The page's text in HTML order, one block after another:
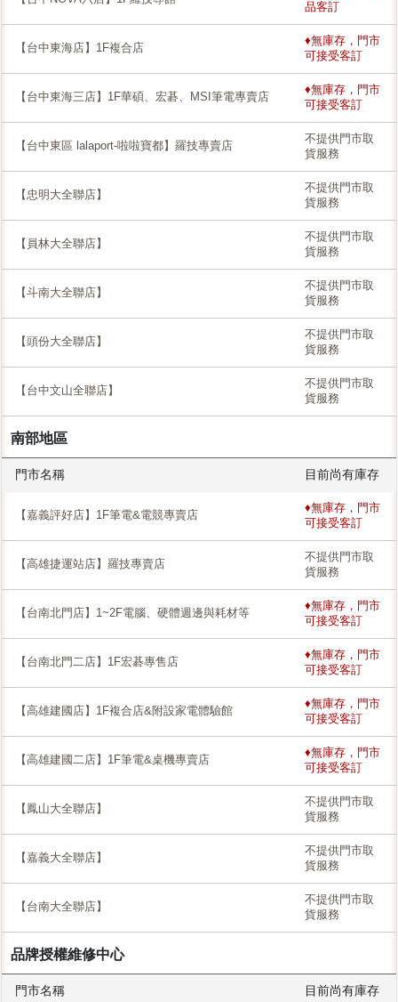
品客訂
【台中東海店】1F複合店
♦無庫存，門市
可接受客訂
【台中東海三店】1F華碩、宏碁、MSI筆電專賣店
♦無庫存，門市
可接受客訂
【台中東區 lalaport-啦啦寶都】羅技專賣店
不提供門市取
貨服務
【忠明大全聯店】
不提供門市取
貨服務
【員林大全聯店】
不提供門市取
貨服務
【斗南大全聯店】
不提供門市取
貨服務
【頭份大全聯店】
不提供門市取
貨服務
【台中文山全聯店】
不提供門市取
貨服務
南部地區
門市名稱 目前尚有庫存
【嘉義評好店】1F筆電&電競專賣店
♦無庫存，門市
可接受客訂
【高雄捷運站店】羅技專賣店
不提供門市取
貨服務
【台南北門店】1~2F電腦、硬體週邊與耗材等
♦無庫存，門市
可接受客訂
【台南北門二店】1F宏碁專售店
♦無庫存，門市
可接受客訂
【高雄建國店】1F複合店&附設家電體驗館
♦無庫存，門市
可接受客訂
【高雄建國二店】1F筆電&桌機專賣店
♦無庫存，門市
可接受客訂
【鳳山大全聯店】
不提供門市取
貨服務
【嘉義大全聯店】
不提供門市取
貨服務
【台南大全聯店】
不提供門市取
貨服務
品牌授權維修中心
門市名稱 目前尚有庫存